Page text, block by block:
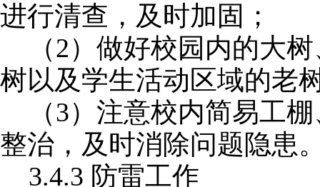
进行清查，及时加固；
（2）做好校园内的大
树以及学生活动区域的老
（3）注意校内简易工
整治，及时消除问题隐患
3.4.3 防雷工作